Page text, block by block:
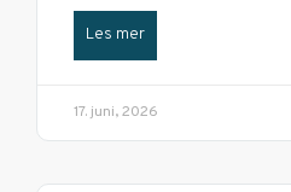
Les mer
17. juni, 2026